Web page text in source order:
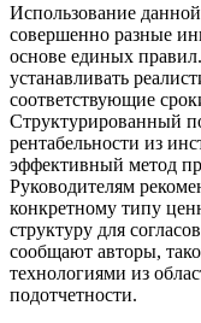
Использование
совершенно разные
основе единых
устанавливать
соответствующие
Структурированный
рентабельности из
эффективный метод
Руководителям
конкретному типу
структуру для
сообщают авторы,
технологиями из
подотчетности.